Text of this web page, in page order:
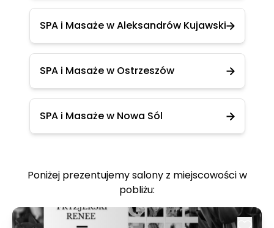
SPA i Masaże w Aleksandrów Kujawski
SPA i Masaże w Ostrzeszów
SPA i Masaże w Nowa Sól
Poniżej prezentujemy salony z miejscowości w
pobliżu: